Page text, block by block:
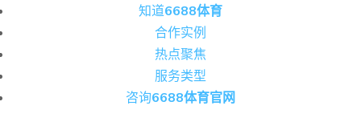
知道6688体育
合作实例
热点聚焦
服务类型
咨询6688体育官网